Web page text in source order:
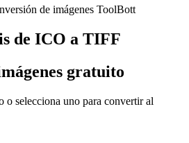
de imágenes ToolBott
de ICO a TIFF
gratuito
o selecciona uno para convertir al